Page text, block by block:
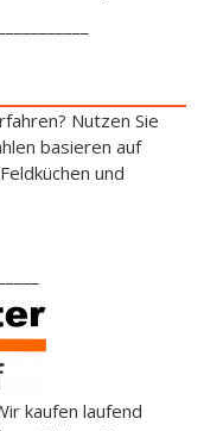
Nutzen Sie
basieren auf
und
kaufen laufend